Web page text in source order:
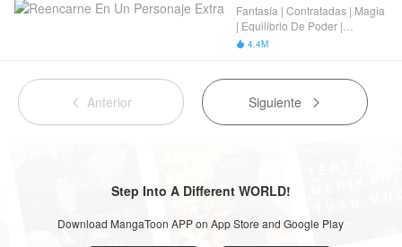
Fantasía | Contratadas | Magia
| Equilibrio De Poder |
Reencarnación | Mundo
 4.4M
 Anterior Siguiente 
Step Into A Different WORLD!
Download MangaToon APP on App Store and Google Play